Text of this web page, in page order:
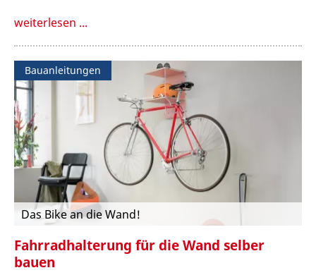
weiterlesen ...
Bauanleitungen
Das Bike an die Wand!
Fahrradhalterung für die Wand selber
bauen